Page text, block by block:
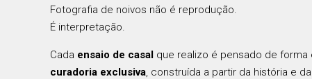
Fotografia de noivos não é reprodução.
É interpretação.
Cada ensaio de casal que realizo é pensado de
curadoria exclusiva, construída a partir da história e